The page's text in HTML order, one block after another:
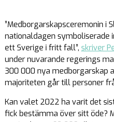
”Medborgarskapsceremonin i
nationaldagen symboliserade
ett Sverige i fritt fall”, skriver
under nuvarande regerings
300 000 nya medborgarskap
majoriteten går till personer
Kan valet 2022 ha varit det
fick bestämma över sitt öde?